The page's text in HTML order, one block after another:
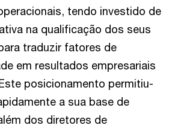
tendo investido de
na qualificação dos seus
traduzir fatores de
em resultados empresariais
posicionamento permitiu-
a sua base de
dos diretores de